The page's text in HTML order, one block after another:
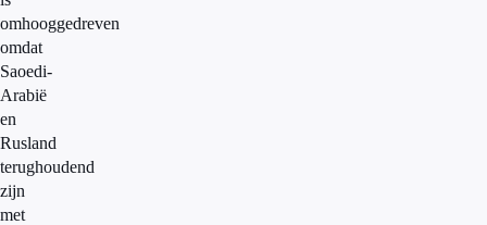
omhooggedreven
omdat
Saoedi-
Arabië
en
Rusland
terughoudend
zijn
met